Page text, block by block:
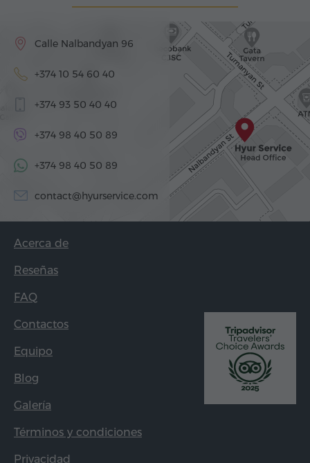
Calle Nalbandyan 96
+374 10 54 60 40
+374 93 50 40 40
+374 98 40 50 89
+374 98 40 50 89
contact@hyurservice.com
Acerca de
Reseñas
FAQ
Contactos
Equipo
Blog
Galería
Términos y condiciones
Privacidad